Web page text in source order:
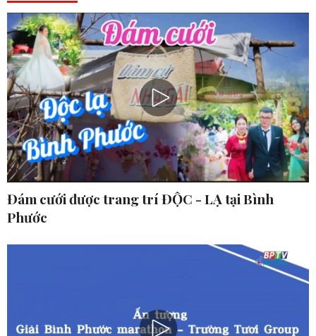
Đám cưới được trang trí ĐỘC - LẠ tại Bình
Phước